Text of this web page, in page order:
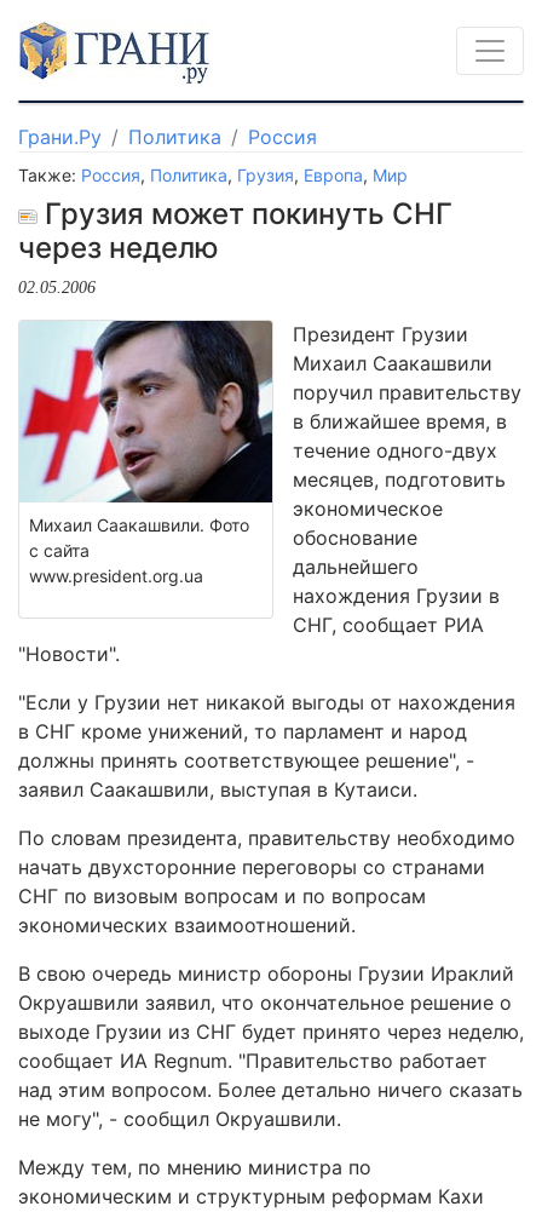
Грани.Ру Политика Россия
Также: Россия, Политика, Грузия, Европа, Мир
Грузия может покинуть СНГ
через неделю
02.05.2006
Михаил Саакашвили. Фото
с сайта
www.president.org.ua
Президент Грузии
Михаил Саакашвили
поручил правительству
в ближайшее время, в
течение одного-двух
месяцев, подготовить
экономическое
обоснование
дальнейшего
нахождения Грузии в
СНГ, сообщает РИА
"Новости".
"Если у Грузии нет никакой выгоды от нахождения
в СНГ кроме унижений, то парламент и народ
должны принять соответствующее решение", -
заявил Саакашвили, выступая в Кутаиси.
По словам президента, правительству необходимо
начать двухсторонние переговоры со странами
СНГ по визовым вопросам и по вопросам
экономических взаимоотношений.
В свою очередь министр обороны Грузии Ираклий
Окруашвили заявил, что окончательное решение о
выходе Грузии из СНГ будет принято через неделю,
сообщает ИА Regnum. "Правительство работает
над этим вопросом. Более детально ничего сказать
не могу", - сообщил Окруашвили.
Между тем, по мнению министра по
экономическим и структурным реформам Кахи